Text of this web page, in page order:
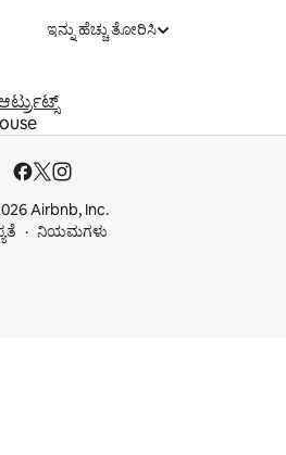
ಇನ್ನು ಹೆಚ್ಚು ತೋರಿಸಿ
Airbnb, Inc.
ನಿಯಮಗಳು